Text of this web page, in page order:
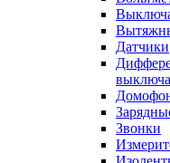
Датчики
Звонки